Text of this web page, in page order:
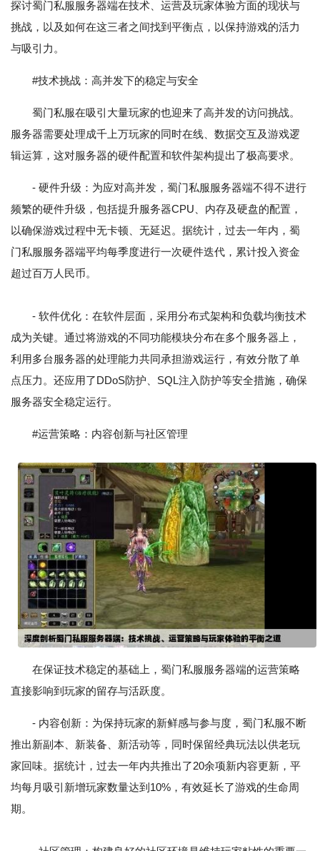
探讨蜀门私服服务器端在技术、运营及玩家体验方面的现状与
挑战，以及如何在这三者之间找到平衡点，以保持游戏的活力
与吸引力。
#技术挑战：高并发下的稳定与安全
蜀门私服在吸引大量玩家的也迎来了高并发的访问挑战。
服务器需要处理成千上万玩家的同时在线、数据交互及游戏逻
辑运算，这对服务器的硬件配置和软件架构提出了极高要求。
- 硬件升级：为应对高并发，蜀门私服服务器端不得不进行
频繁的硬件升级，包括提升服务器CPU、内存及硬盘的配置，
以确保游戏过程中无卡顿、无延迟。据统计，过去一年内，蜀
门私服服务器端平均每季度进行一次硬件迭代，累计投入资金
超过百万人民币。
- 软件优化：在软件层面，采用分布式架构和负载均衡技术
成为关键。通过将游戏的不同功能模块分布在多个服务器上，
利用多台服务器的处理能力共同承担游戏运行，有效分散了单
点压力。还应用了DDoS防护、SQL注入防护等安全措施，确保
服务器安全稳定运行。
#运营策略：内容创新与社区管理
在保证技术稳定的基础上，蜀门私服服务器端的运营策略
直接影响到玩家的留存与活跃度。
- 内容创新：为保持玩家的新鲜感与参与度，蜀门私服不断
推出新副本、新装备、新活动等，同时保留经典玩法以供老玩
家回味。据统计，过去一年内共推出了20余项新内容更新，平
均每月吸引新增玩家数量达到10%，有效延长了游戏的生命周
期。